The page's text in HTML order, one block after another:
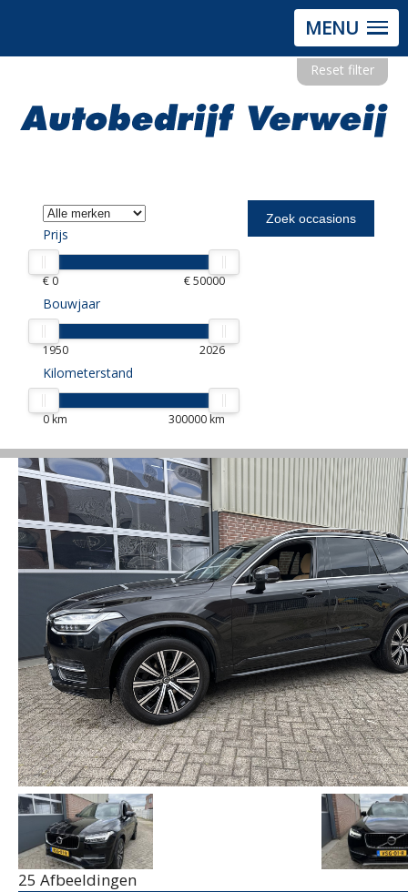
MENU
Prijs
€ 0 € 50000
Bouwjaar
1950 2026
Kilometerstand
0 km 300000 km
Reset filter
25 Afbeeldingen